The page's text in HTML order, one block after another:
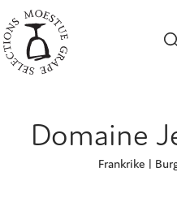
Domaine
Frankrike |